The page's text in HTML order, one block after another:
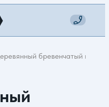
бревенчатый